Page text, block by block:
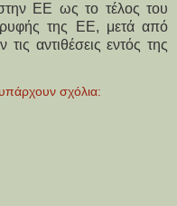
ΕΕ ως το τέλος του
της ΕΕ, μετά από
αντιθέσεις εντός της
σχόλια: